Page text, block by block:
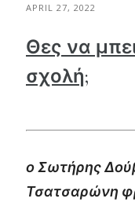
APRIL 27, 2022
Θες να
σχολή;
ο Σωτήρης
Τσατσαρώνη